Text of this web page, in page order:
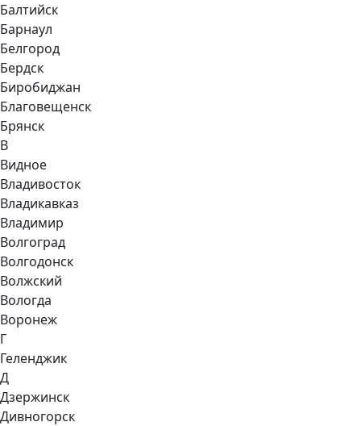
Балтийск
Барнаул
Белгород
Бердск
Биробиджан
Благовещенск
Брянск
В
Видное
Владивосток
Владикавказ
Владимир
Волгоград
Волгодонск
Волжский
Вологда
Воронеж
Г
Геленджик
Д
Дзержинск
Дивногорск